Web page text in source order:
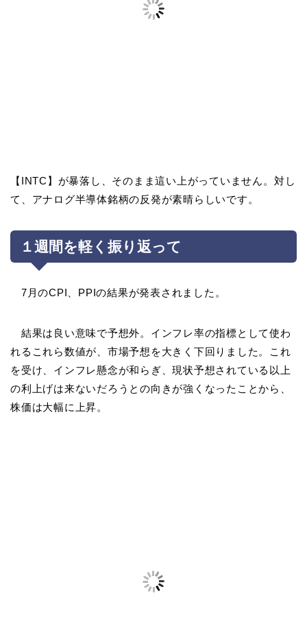
【INTC】が暴落し、そのまま這い上がっていません。対し
て、アナログ半導体銘柄の反発が素晴らしいです。
１週間を軽く振り返って
7月のCPI、PPIの結果が発表されました。
結果は良い意味で予想外。インフレ率の指標として使わ
れるこれら数値が、市場予想を大きく下回りました。これ
を受け、インフレ懸念が和らぎ、現状予想されている以上
の利上げは来ないだろうとの向きが強くなったことから、
株価は大幅に上昇。